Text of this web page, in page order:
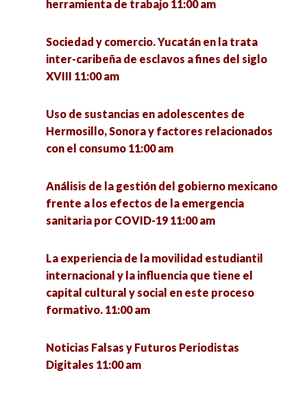
El derecho a la Inclusión Educativa de las y los
Instituciones de Educación Superior. 5:00 pm
La perspectiva de género. Relevancia y
universidad 5:00 pm
¿Qué se investiga hoy en un doctorado en
Remembranza de la vida y obra del Dr. Eligio
Meza Padilla 5:15 pm
La dimensión ambiental en los posgrados de
educación pertenecientes al PNPC (CONACYT)
5:30 pm
Problem 6:00 pm
emergente de transferencia de conocimiento
ante la pandemia del COVID-19 en Jalisco 11:00
Violencia contra la mujer por cuestiones de
género, visibilizando lo invisible 11:30 am
pandemia Covid-19 11:45 am
La reforma educativa neoliberal en México.
Economía política de las tendencias rupturistas
en América Latina 12:00 pm
alimentaria. 12:00 pm
herramienta de trabajo 11:00 am
Sociedad y comercio. Yucatán en la trata
inter-caribeña de esclavos a fines del siglo
XVIII 11:00 am
Uso de sustancias en adolescentes de
Hermosillo, Sonora y factores relacionados
con el consumo 11:00 am
Análisis de la gestión del gobierno mexicano
frente a los efectos de la emergencia
sanitaria por COVID-19 11:00 am
La experiencia de la movilidad estudiantil
internacional y la influencia que tiene el
capital cultural y social en este proceso
formativo. 11:00 am
Noticias Falsas y Futuros Periodistas
Digitales 11:00 am